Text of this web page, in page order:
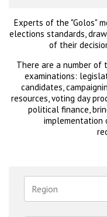
Experts of the "Golos"
elections standards,
of their
There are a number
examinations:
candidates,
resources, voting day
political finance,
implementation
Region